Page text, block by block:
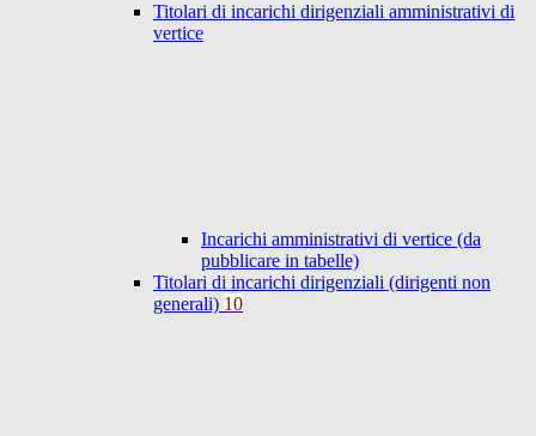
Titolari di incarichi dirigenziali amministrativi di
vertice
Incarichi amministrativi di vertice (da
pubblicare in tabelle)
Titolari di incarichi dirigenziali (dirigenti non
generali) 10